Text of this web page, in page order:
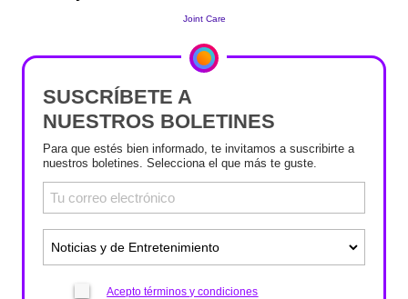
SUSCRÍBETE A
NUESTROS BOLETINES
Para que estés bien informado, te invitamos a suscribirte a
nuestros boletines. Selecciona el que más te guste.
Acepto términos y condiciones